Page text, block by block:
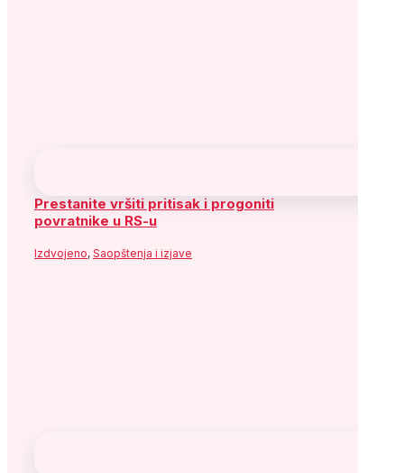
SDP BiH najoštrije osuđuje vandalski čin u
Međugorju